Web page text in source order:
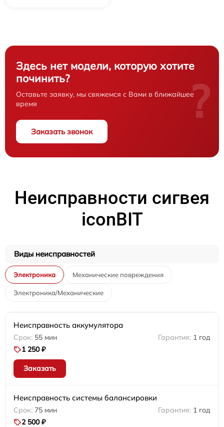
Здесь нет модели, которую хотите
починить?
Оставьте заявку, мы свяжемся с Вами в ближайшее
время
Заказать звонок
?
Неисправности сигвея
iconBIT
Виды неисправностей
Электроника Механические повреждения
Электроника/Механические
Неисправность аккумулятора
55 мин
1 год
1 250 ₽
Заказать
Неисправность системы балансировки
75 мин
1 год
2 500 ₽